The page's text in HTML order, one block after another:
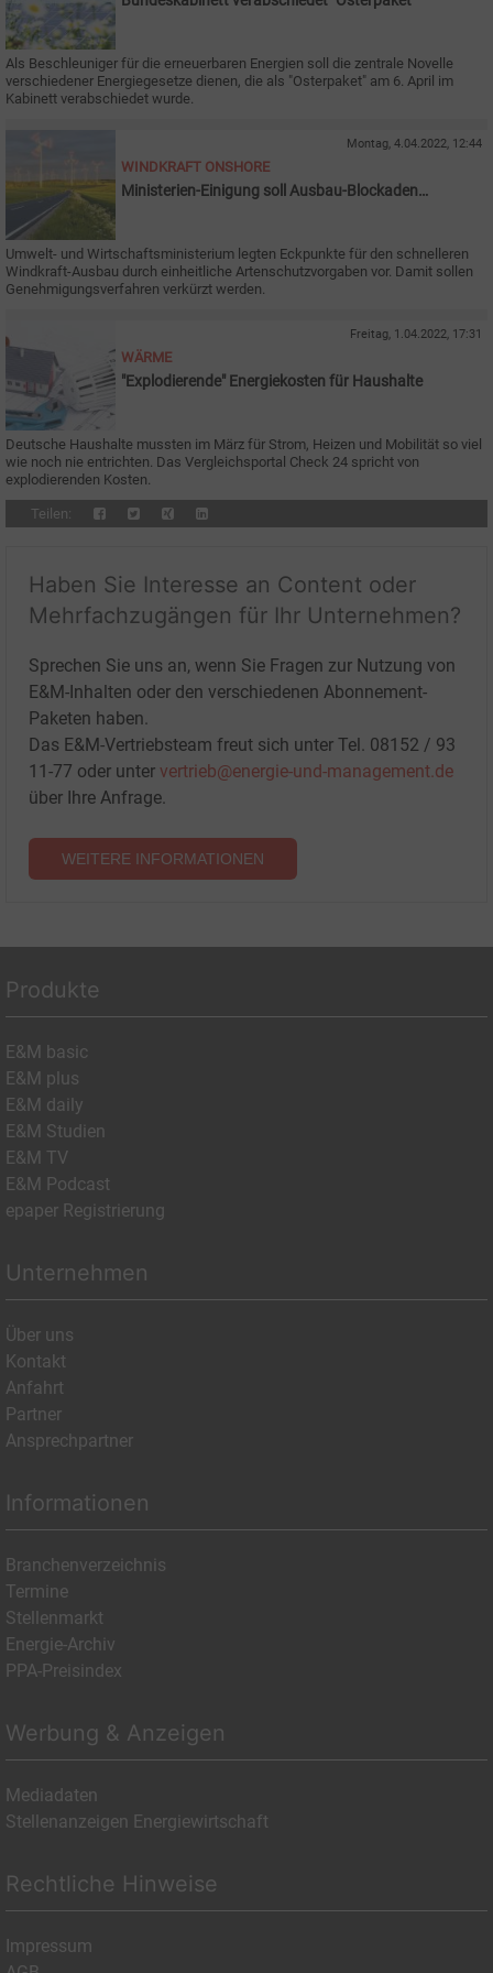
Als Beschleuniger für die erneuerbaren Energien soll die zentrale Novelle
verschiedener Energiegesetze dienen, die als "Osterpaket" am 6. April im
Kabinett verabschiedet wurde.
Montag, 4.04.2022, 12:44
WINDKRAFT ONSHORE
Ministerien-Einigung soll Ausbau-Blockaden
Umwelt- und Wirtschaftsministerium legten Eckpunkte für den schnelleren
Windkraft-Ausbau durch einheitliche Artenschutzvorgaben vor. Damit sollen
Genehmigungsverfahren verkürzt werden.
Freitag, 1.04.2022, 17:31
WÄRME
"Explodierende" Energiekosten für Haushalte
Deutsche Haushalte mussten im März für Strom, Heizen und Mobilität so viel
wie noch nie entrichten. Das Vergleichsportal Check 24 spricht von
explodierenden Kosten.
Teilen:
Haben Sie Interesse an Content oder
Mehrfachzugängen für Ihr Unternehmen?
Sprechen Sie uns an, wenn Sie Fragen zur Nutzung von
E&M-Inhalten oder den verschiedenen Abonnement-
Paketen haben.
Das E&M-Vertriebsteam freut sich unter Tel. 08152 / 93
11-77 oder unter vertrieb@energie-und-management.de
über Ihre Anfrage.
WEITERE INFORMATIONEN
Produkte
E&M basic
E&M plus
E&M daily
E&M Studien
E&M TV
E&M Podcast
epaper Registrierung
Unternehmen
Über uns
Kontakt
Anfahrt
Partner
Ansprechpartner
Informationen
Branchenverzeichnis
Termine
Stellenmarkt
Energie-Archiv
PPA-Preisindex
Werbung & Anzeigen
Mediadaten
Stellenanzeigen Energiewirtschaft
Rechtliche Hinweise
Impressum